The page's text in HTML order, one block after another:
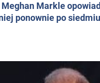
Markle
ponownie po